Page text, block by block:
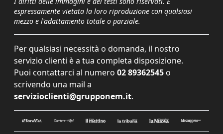
espressamente vietata la loro riproduzione con qualsiasi
mezzo e l'adattamento totale o parziale.
Per qualsiasi necessità o domanda, il nostro
servizio clienti è a tua completa disposizione.
Puoi contattarci al numero 02 89362545 o
scrivendo una mail a
servizioclienti@grupponem.it.